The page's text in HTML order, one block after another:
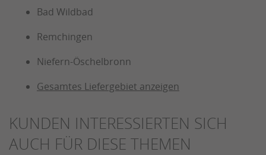
Bad Wildbad
Remchingen
Niefern-Öschelbronn
Gesamtes Liefergebiet anzeigen
KUNDEN INTERESSIERTEN SICH
AUCH FÜR DIESE THEMEN